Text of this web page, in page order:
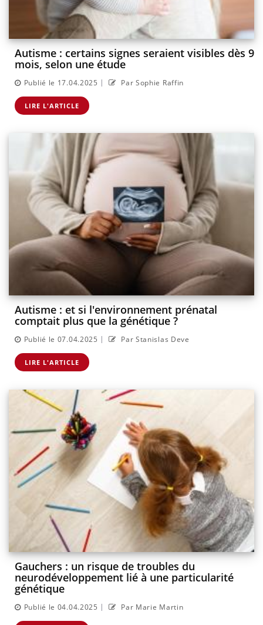
Autisme : certains signes seraient visibles dès 9
mois, selon une étude
Publié le 17.04.2025 | Par Sophie Raffin
LIRE L'ARTICLE
Autisme : et si l'environnement prénatal
comptait plus que la génétique ?
Publié le 07.04.2025 | Par Stanislas Deve
LIRE L'ARTICLE
Gauchers : un risque de troubles du
neurodéveloppement lié à une particularité
génétique
Publié le 04.04.2025 | Par Marie Martin